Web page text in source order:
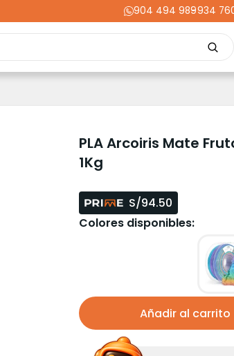
904 494 989
-934
Dental Industria
Liquidaciones
PLA Arcoiris Mate
1Kg
S/94.50
Colores disponibles:
Añadir al carrito